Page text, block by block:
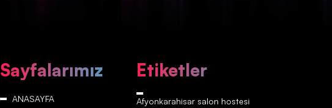
Sayfalarımız
ANASAYFA
Etiketler
Afyonkarahisar‎‎‎‎ salon hostesi